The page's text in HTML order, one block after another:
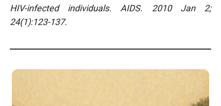
HIV-infected
individuals. AIDS. 2010 Jan 2;
24(1):123-137.